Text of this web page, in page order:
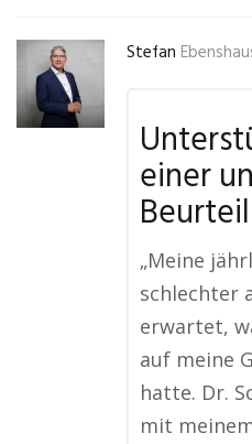
Stefan
einer
„Meine
schlechter
erwartet,
auf meine
hatte. Dr.
mit